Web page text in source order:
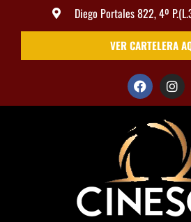
Diego Portales 822, 4º
VER CARTELERA